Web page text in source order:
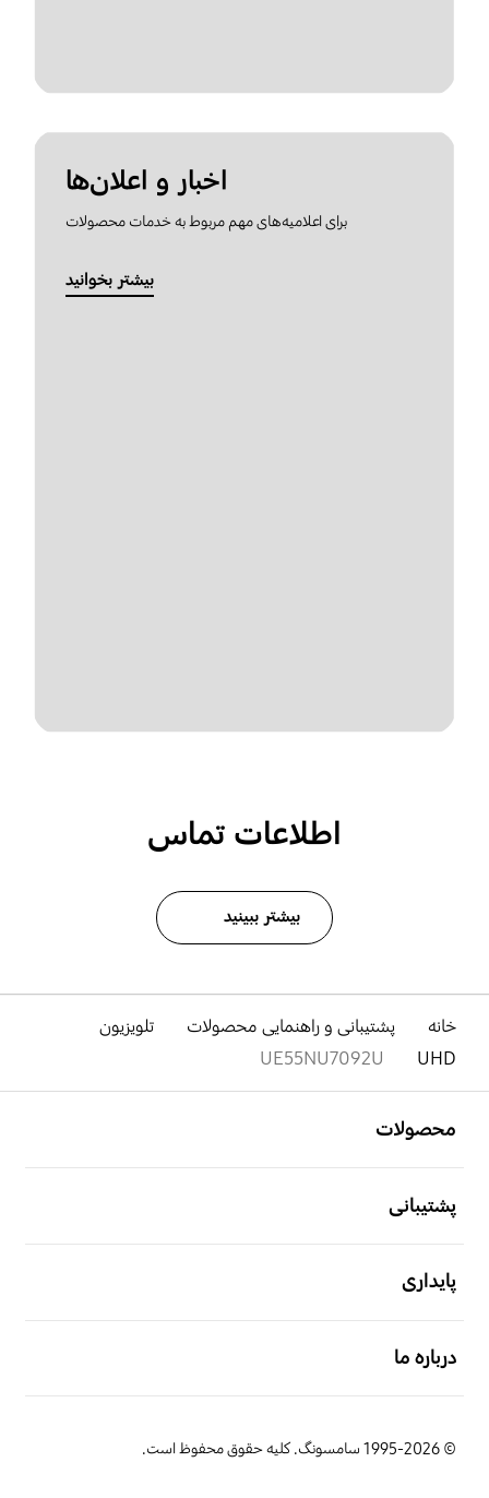
اخبار و اعلان‌ها
برای اعلامیه‌های مهم مربوط به خدمات محصولات
بیشتر بخوانید
اطلاعات تماس
بیشتر ببینید
خانه پشتیبانی و راهنمایی محصولات
تلویزیون
UHD
UE55NU7092U
محصولات
پشتیبانی
پایداری
درباره ما
© 1995-2026 سامسونگ. کلیه حقوق محفوظ است.